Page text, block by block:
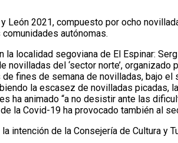
León 2021, compuesto por ocho
autónomas.
localidad segoviana de El Espinar:
del ‘sector norte’, organizado
fines de semana de novilladas, bajo el
la escasez de novilladas picadas,
ha animado “a no desistir ante las
la Covid-19 ha provocado también al
intención de la Consejería de Cultura y